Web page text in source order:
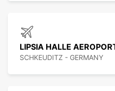
LIPSIA HALLE
SCHKEUDITZ - GERMANY